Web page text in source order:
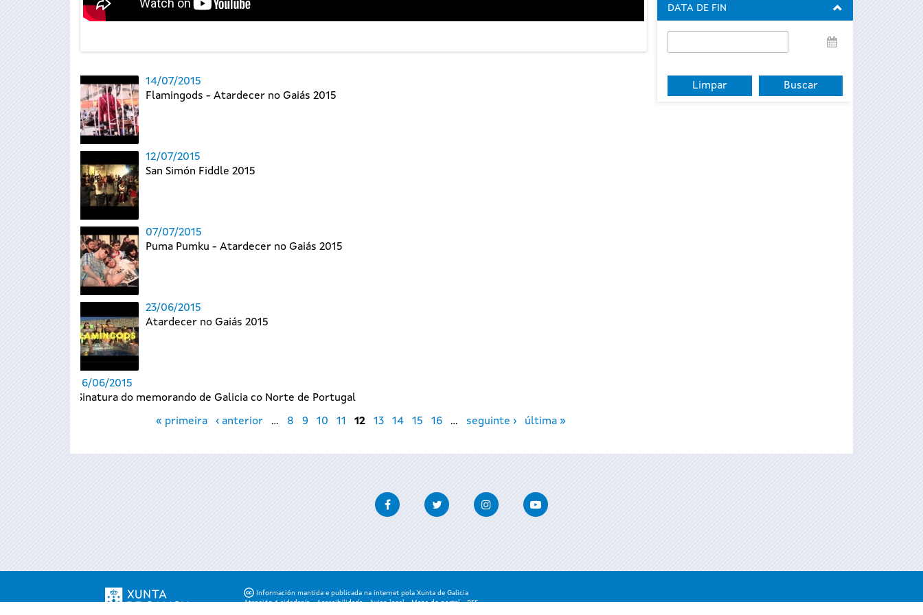
14/07/2015
Flamingods - Atardecer no Gaiás 2015
12/07/2015
San Simón Fiddle 2015
07/07/2015
Puma Pumku - Atardecer no Gaiás 2015
23/06/2015
Atardecer no Gaiás 2015
16/06/2015
Sinatura do memorando de Galicia co Norte de Portugal
« primeira ‹ anterior … 8 9 10 11 12 13 14 15 16 … seguinte › última »
DATA DE FIN
de
FacebookTwitter InstagramYoutube
Información mantida e publicada na internet pola Xunta de Galicia
Atención á cidadanía -Accesibilidade -Aviso legal -Mapa do portal -RSS